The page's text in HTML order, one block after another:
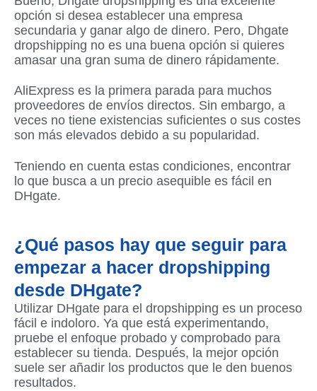
opción si desea establecer una empresa
secundaria y ganar algo de dinero. Pero, Dhgate
dropshipping no es una buena opción si quieres
amasar una gran suma de dinero rápidamente.
AliExpress es la primera parada para muchos
proveedores de envíos directos. Sin embargo, a
veces no tiene existencias suficientes o sus costes
son más elevados debido a su popularidad.
Teniendo en cuenta estas condiciones, encontrar
lo que busca a un precio asequible es fácil en
DHgate.
¿Qué pasos hay que seguir para
empezar a hacer dropshipping
desde DHgate?
Utilizar DHgate para el dropshipping es un proceso
fácil e indoloro. Ya que está experimentando,
pruebe el enfoque probado y comprobado para
establecer su tienda. Después, la mejor opción
suele ser añadir los productos que le den buenos
resultados.